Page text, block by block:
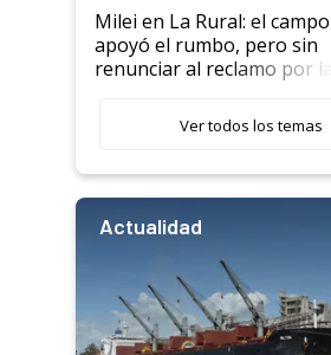
Milei en La Rural: el campo
apoyó el rumbo, pero sin
renunciar al reclamo por las
Ver todos los temas
Actualidad